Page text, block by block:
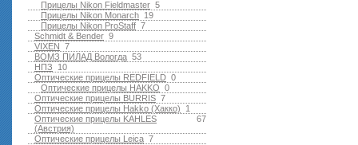
5
Прицелы Nikon Fieldmaster
19
Прицелы Nikon Monarch
7
Прицелы Nikon ProStaff
9
Schmidt & Bender
7
VIXEN
53
ВОМЗ ПИЛАД Вологда
10
НПЗ
0
Оптические прицелы REDFIELD
0
Оптические прицелы HAKKO
7
Оптические прицелы BURRIS
1
Оптические прицелы Hakko (Хакко)
67
Оптические прицелы KAHLES
(Австрия)
7
Оптические прицелы Leica